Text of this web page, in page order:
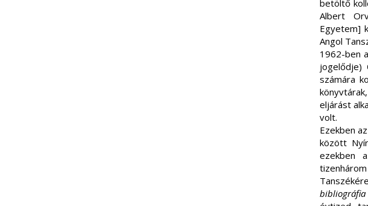
betöltő
Albert
Egyetem]
Angol
1962-ben
jogelődje)
számára
eljárást
volt.
Ezekben
között
ezekben
bibliográfia